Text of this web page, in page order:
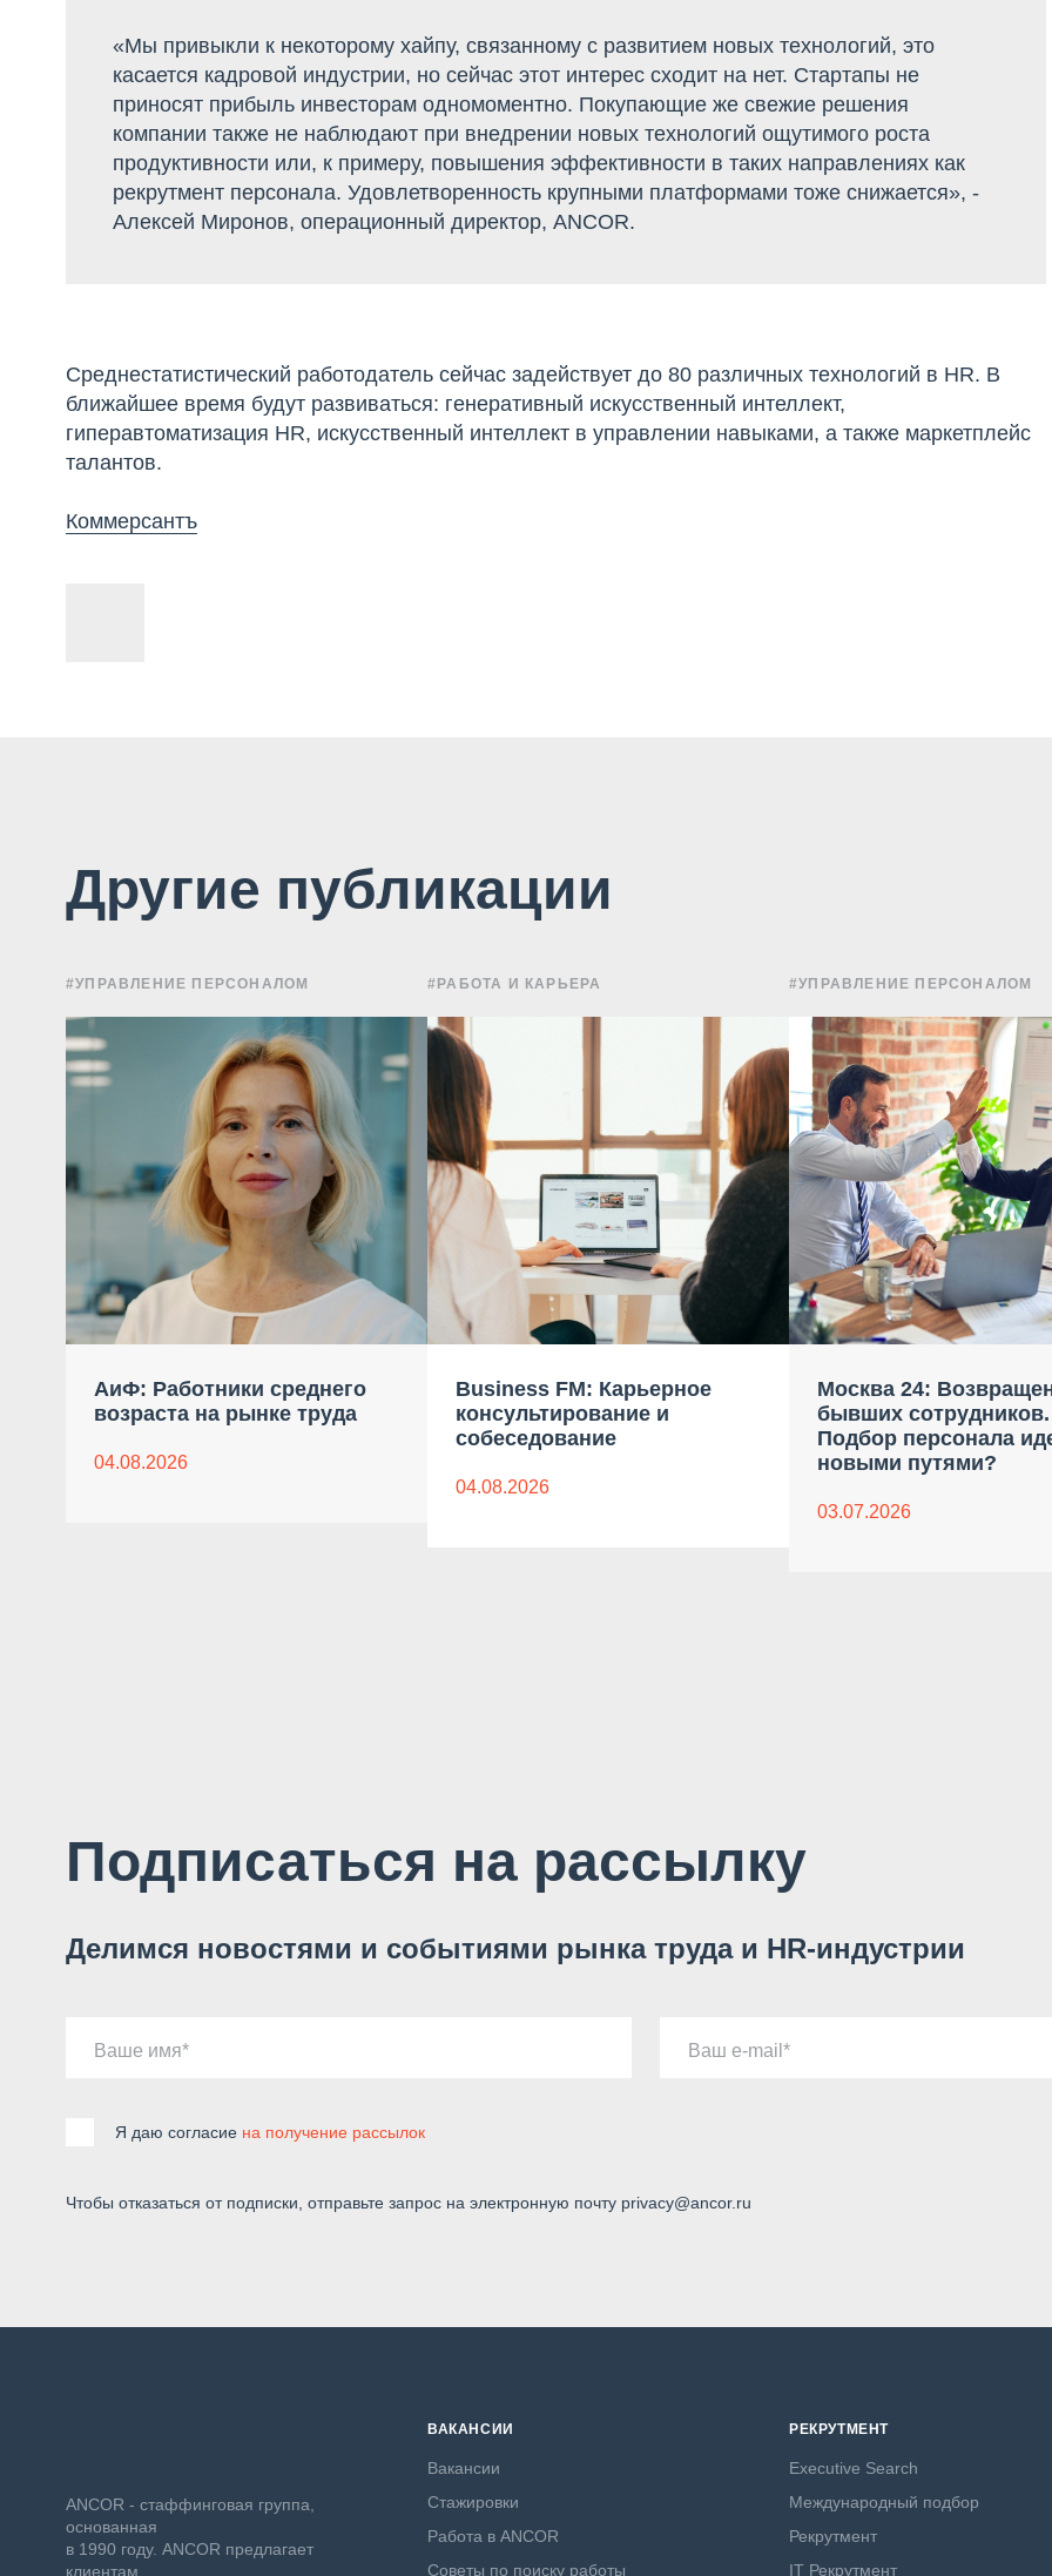
«Мы привыкли к некоторому хайпу, связанному с развитием новых технологий, это
касается кадровой индустрии, но сейчас этот интерес сходит на нет. Стартапы не
приносят прибыль инвесторам одномоментно. Покупающие же свежие решения
компании также не наблюдают при внедрении новых технологий ощутимого роста
продуктивности или, к примеру, повышения эффективности в таких направлениях как
рекрутмент персонала. Удовлетворенность крупными платформами тоже снижается», -
Алексей Миронов, операционный директор, ANCOR.
Cреднестатистический работодатель сейчас задействует до 80 различных технологий в HR. В
ближайшее время будут развиваться: генеративный искусственный интеллект,
гиперавтоматизация HR, искусственный интеллект в управлении навыками, а также маркетплейс
талантов.
Коммерсантъ
Другие публикации
#УПРАВЛЕНИЕ ПЕРСОНАЛОМ
АиФ: Работники среднего
возраста на рынке труда
04.08.2026
#РАБОТА И КАРЬЕРА
Business FM: Карьерное
консультирование и
собеседование
04.08.2026
#УПРАВЛЕНИЕ ПЕРСОНАЛОМ
Москва 24:
бывших сотрудников.
Подбор персонала
новыми путями?
03.07.2026
Подписаться на рассылку
Делимся новостями и событиями рынка труда и HR-индустрии
Ваше имя Ваш e-mail
Я даю согласие на получение рассылок
Чтобы отказаться от подписки, отправьте запрос на электронную почту privacy@ancor.ru
ANCOR - стаффинговая группа,
основанная
в 1990 году. ANCOR предлагает
клиентам
ВАКАНСИИ
Вакансии
Стажировки
Работа в ANCOR
Советы по поиску работы
РЕКРУТМЕНТ
Executive Search
Международный подбор
Рекрутмент
IT Рекрутмент